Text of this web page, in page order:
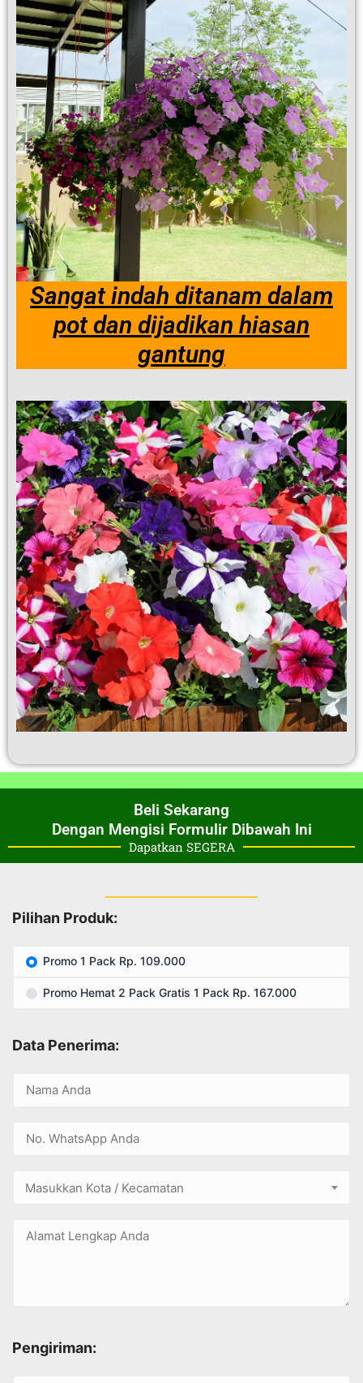
Sangat indah ditanam dalam
pot dan dijadikan hiasan
gantung
Beli Sekarang
Dengan Mengisi Formulir Dibawah Ini
Dapatkan SEGERA
Pilihan Produk:
Promo 1 Pack Rp. 109.000
Promo Hemat 2 Pack Gratis 1 Pack Rp. 167.000
Data Penerima:
Masukkan Kota / Kecamatan
Pengiriman: